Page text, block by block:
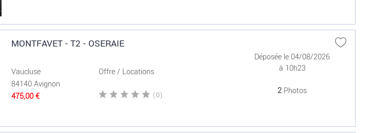
MONTFAVET - T2 - OSERAIE
Vaucluse
84140 Avignon
475,00 €
Offre / Locations
(0)
Déposée le 04/08/2026
à 10h23
2 Photos